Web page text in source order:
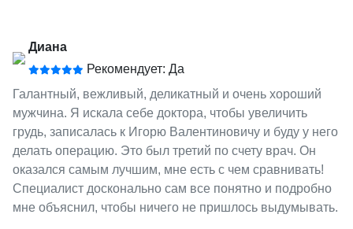
Диана
Рекомендует: Да
Галантный, вежливый, деликатный и очень хороший
мужчина. Я искала себе доктора, чтобы увеличить
грудь, записалась к Игорю Валентиновичу и буду у него
делать операцию. Это был третий по счету врач. Он
оказался самым лучшим, мне есть с чем сравнивать!
Специалист досконально сам все понятно и подробно
мне объяснил, чтобы ничего не пришлось выдумывать.